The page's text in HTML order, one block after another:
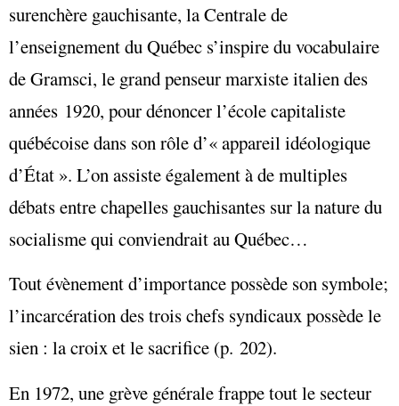
surenchère gauchisante, la Centrale de
l’enseignement du Québec s’inspire du vocabulaire
de Gramsci, le grand penseur marxiste italien des
années 1920, pour dénoncer l’école capitaliste
québécoise dans son rôle d’« appareil idéologique
d’État ». L’on assiste également à de multiples
débats entre chapelles gauchisantes sur la nature du
socialisme qui conviendrait au Québec…
Tout évènement d’importance possède son symbole;
l’incarcération des trois chefs syndicaux possède le
sien : la croix et le sacrifice (p. 202).
En 1972, une grève générale frappe tout le secteur